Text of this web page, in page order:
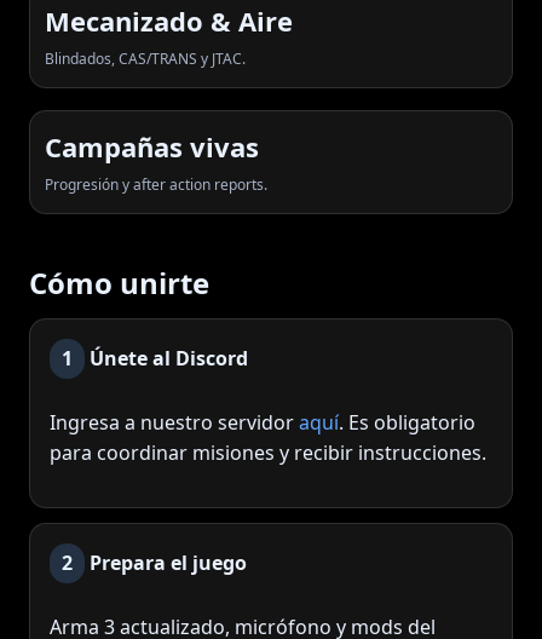
Mecanizado & Aire
Blindados, CAS/TRANS y JTAC.
Campañas vivas
Progresión y after action reports.
Cómo unirte
1 Únete al Discord
Ingresa a nuestro servidoraquí. Es obligatorio
para coordinar misiones y recibir instrucciones.
2 Prepara el juego
Arma 3 actualizado, micrófono y mods del